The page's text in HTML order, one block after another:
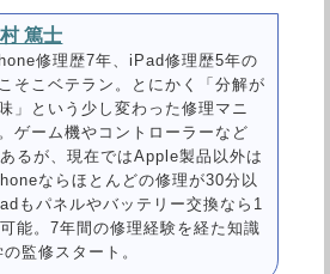
篤士
修理歴7年、iPad修理歴5年の
そこベテラン。とにかく「分解が
」という少し変わった修理マニ
ゲーム機やコントローラーなど
るが、現在ではApple製品以外は
ならほとんどの修理が30分以
もパネルやバッテリー交換なら1
能。7年間の修理経験を経た知識
監修スタート。